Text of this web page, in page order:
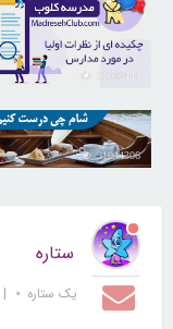
31044306
ستاره
یک ستاره ⋆ |